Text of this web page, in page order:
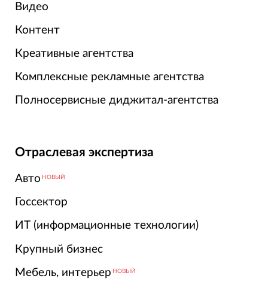
Видео
Контент
Креативные агентства
Комплексные рекламные агентства
Полносервисные диджитал-агентства
Отраслевая экспертиза
Авто НОВЫЙ
Госсектор
ИТ (информационные технологии)
Крупный бизнес
Мебель, интерьер НОВЫЙ